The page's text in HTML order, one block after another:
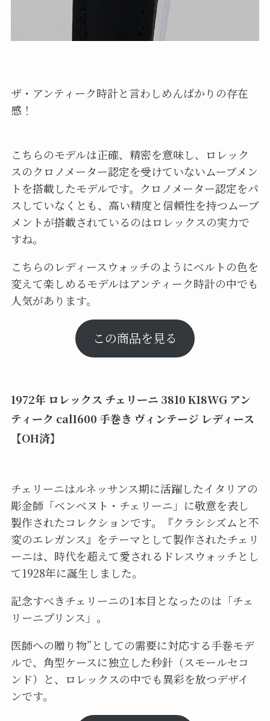
ザ・アンティーク時計と言わしめんばかりの存在
感！
こちらのモデルは正確、精密を意味し、ロレック
スのクロノメーター認定を受けていないムーブメン
トを搭載したモデルです。クロノメーター認定をパ
スしていなくとも、高い精度と信頼性を持つムーブ
メントが搭載されているのはロレックスの実力で
すね。
こちらのレディースウォッチのようにベルトの色を
変えて楽しめるモデルはアンティーク時計の中でも
人気があります。
この商品を見る
1972年 ロレックス チェリーニ 3810 K18WG アン
ティーク cal1600 手巻き ヴィンテージ レディース
【OH済】
チェリーニはルネッサンス期に活躍したイタリアの
彫金師「ベンベヌト・チェリーニ」に敬意を表し
製作されたコレクションです。『クラシシズムと不
変のエレガンス』をテーマとして製作されたチェリ
ーニは、時代を超えて愛されるドレスウォッチとし
て1928年に誕生しました。
記念すべきチェリーニの1本目となったのは「チェ
リーニプリンス」。
医師への贈り物”としての需要に対応する手巻モデ
ルで、角型ケースに独立した秒針（スモールセコ
ンド）と、ロレックスの中でも異彩を放つデザイ
ンです。